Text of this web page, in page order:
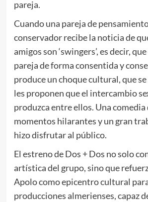
pareja.
Cuando una pareja de
conservador recibe la noticia de
amigos son ‘swingers’, es decir,
pareja de forma consentida y
produce un choque cultural, que
les proponen que el intercambio
produzca entre ellos. Una
momentos hilarantes y un gran
hizo disfrutar al público.
El estreno de Dos + Dos no solo
artística del grupo, sino que
Apolo como epicentro cultural
producciones almerienses, capaz